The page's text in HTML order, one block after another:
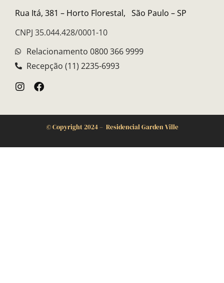
Rua Itá, 381 – Horto Florestal, São Paulo – SP
CNPJ 35.044.428/0001-10
Relacionamento 0800 366 9999
Recepção (11) 2235-6993
©Copyright 2024 – Residencial Garden Ville